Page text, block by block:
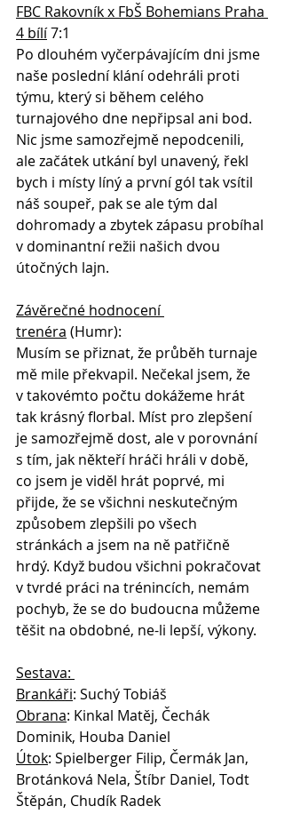
FBC Rakovník x FbŠ Bohemians Praha
4 bílí 7:1
Po dlouhém vyčerpávajícím dni jsme
naše poslední klání odehráli proti
týmu, který si během celého
turnajového dne nepřipsal ani bod.
Nic jsme samozřejmě nepodcenili,
ale začátek utkání byl unavený, řekl
bych i místy líný a první gól tak vsítil
náš soupeř, pak se ale tým dal
dohromady a zbytek zápasu probíhal
v dominantní režii našich dvou
útočných lajn.
Závěrečné hodnocení
trenéra (Humr):
Musím se přiznat, že průběh turnaje
mě mile překvapil. Nečekal jsem, že
v takovémto počtu dokážeme hrát
tak krásný florbal. Míst pro zlepšení
je samozřejmě dost, ale v porovnání
s tím, jak někteří hráči hráli v době,
co jsem je viděl hrát poprvé, mi
přijde, že se všichni neskutečným
způsobem zlepšili po všech
stránkách a jsem na ně patřičně
hrdý. Když budou všichni pokračovat
v tvrdé práci na trénincích, nemám
pochyb, že se do budoucna můžeme
těšit na obdobné, ne-li lepší, výkony.
Sestava:
Brankáři: Suchý Tobiáš
Obrana: Kinkal Matěj, Čechák
Dominik, Houba Daniel
Útok: Spielberger Filip, Čermák Jan,
Brotánková Nela, Štíbr Daniel, Todt
Štěpán, Chudík Radek